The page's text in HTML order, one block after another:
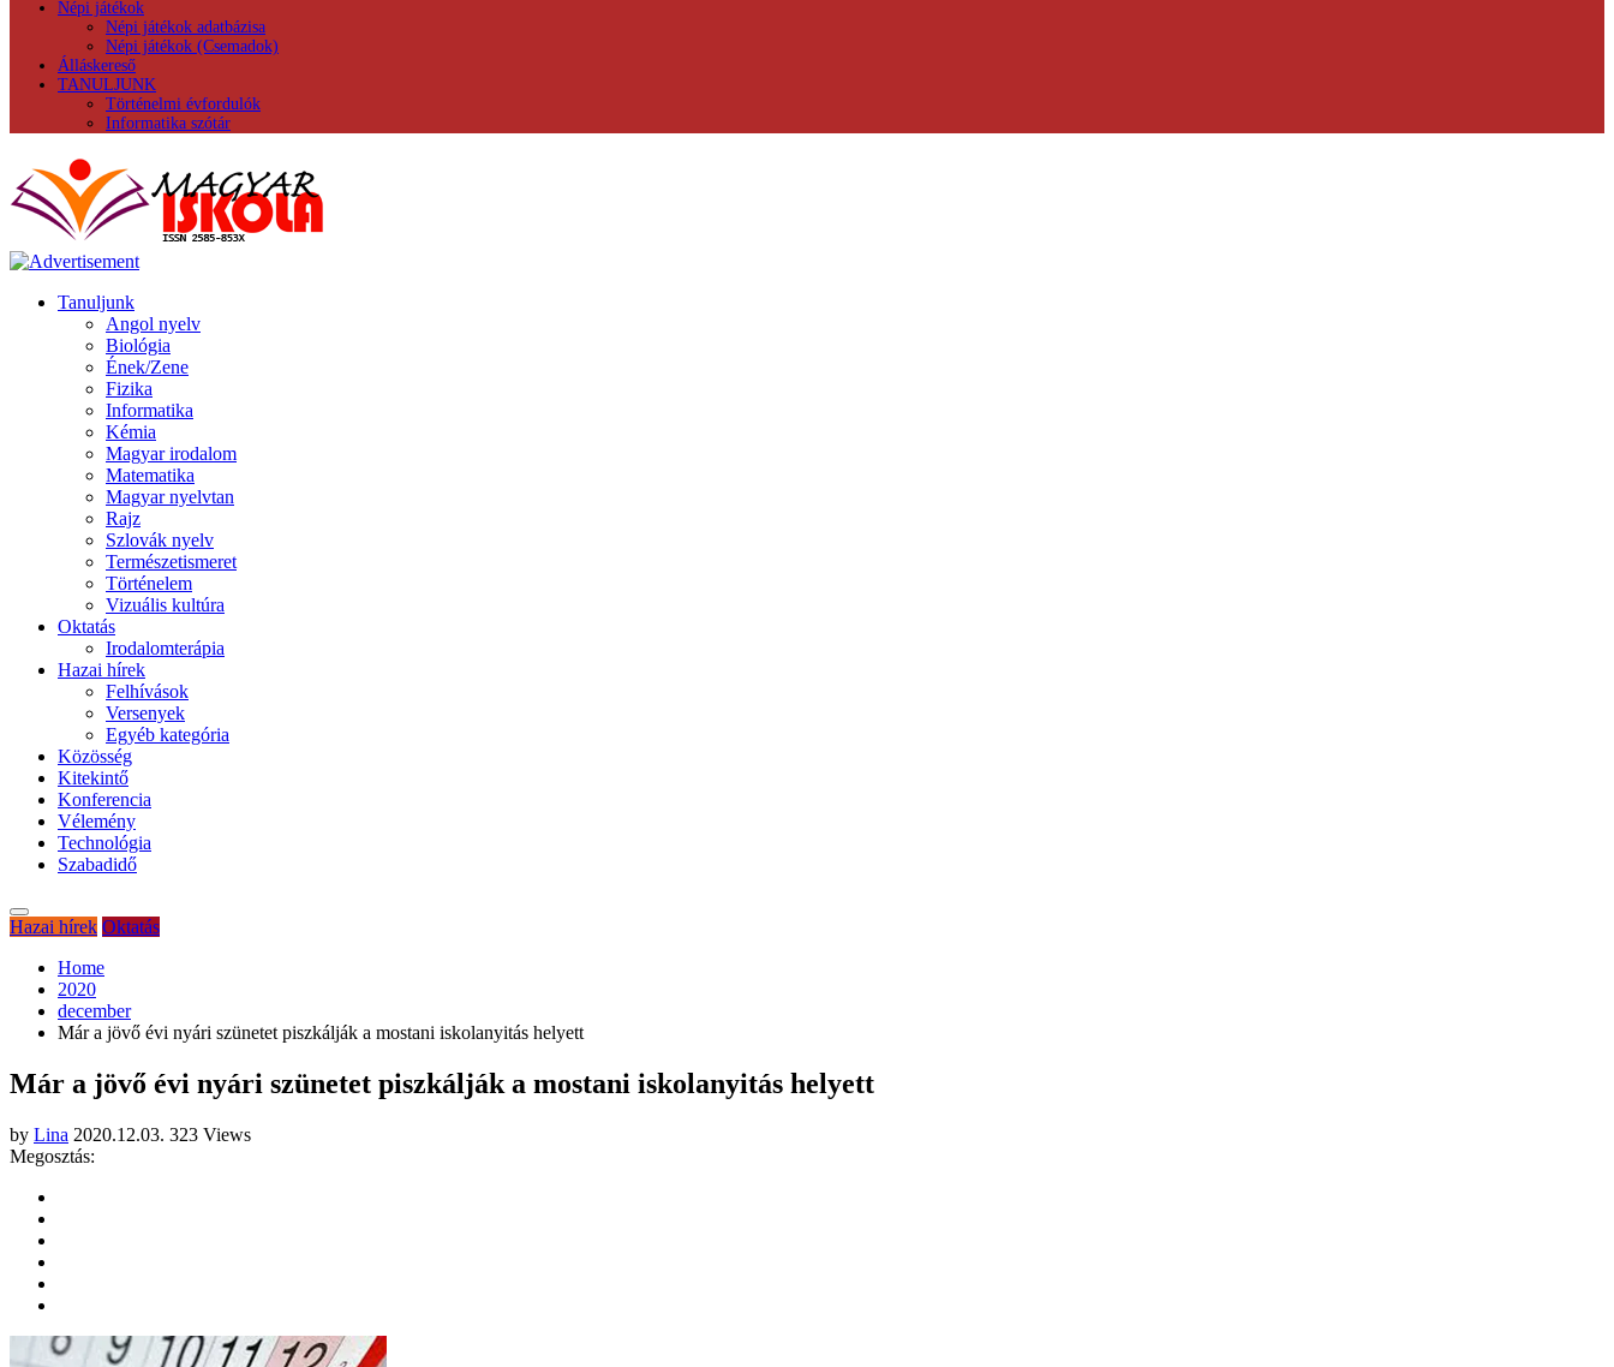
Népi játékok
Népi játékok adatbázisa
Népi játékok (Csemadok)
Álláskereső
TANULJUNK
Történelmi évfordulók
Informatika szótár
Tanuljunk
Angol nyelv
Biológia
Ének/Zene
Fizika
Informatika
Kémia
Magyar irodalom
Matematika
Magyar nyelvtan
Rajz
Szlovák nyelv
Természetismeret
Történelem
Vizuális kultúra
Oktatás
Irodalomterápia
Hazai hírek
Felhívások
Versenyek
Egyéb kategória
Közösség
Kitekintő
Konferencia
Vélemény
Technológia
Szabadidő
Hazai hírek Oktatás
Home
2020
december
Már a jövő évi nyári szünetet piszkálják a mostani iskolanyitás helyett
Már a jövő évi nyári szünetet piszkálják a mostani iskolanyitás helyett
by Lina 2020.12.03. 323 Views
Megosztás: